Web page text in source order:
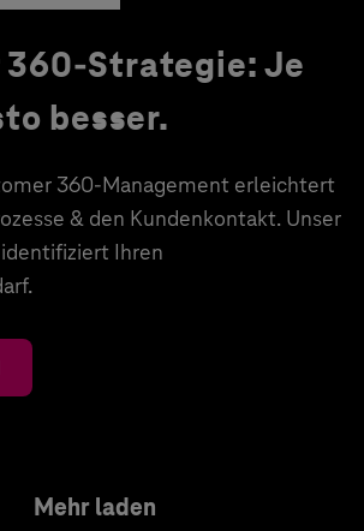
360-Strategie: Je
besser.
360-Management erleichtert
& den Kundenkontakt. Unser
Ihren
Mehr laden